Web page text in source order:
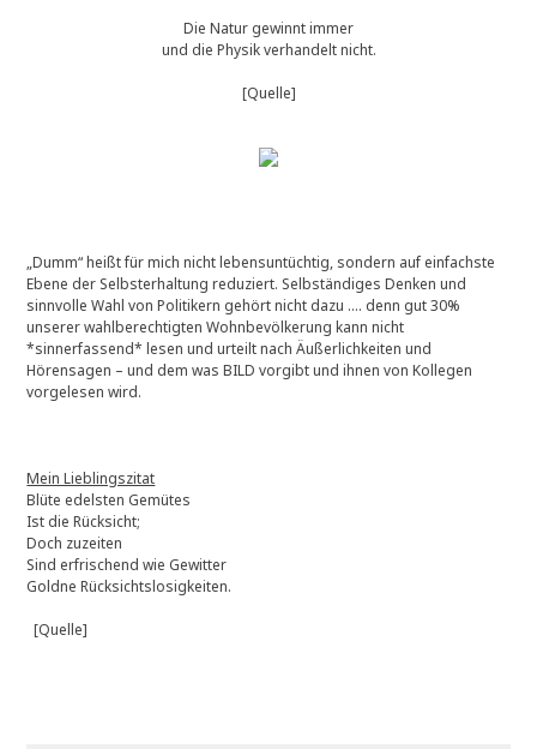
Die Natur gewinnt immer
und die Physik verhandelt nicht.
[Quelle]
„Dumm“ heißt für mich nicht lebensuntüchtig, sondern auf einfachste
Ebene der Selbsterhaltung reduziert. Selbständiges Denken und
sinnvolle Wahl von Politikern gehört nicht dazu …. denn gut 30%
unserer wahlberechtigten Wohnbevölkerung kann nicht
*sinnerfassend* lesen und urteilt nach Äußerlichkeiten und
Hörensagen – und dem was BILD vorgibt und ihnen von Kollegen
vorgelesen wird.
Mein Lieblingszitat
Blüte edelsten Gemütes
Ist die Rücksicht;
Doch zuzeiten
Sind erfrischend wie Gewitter
Goldne Rücksichtslosigkeiten.
[Quelle]